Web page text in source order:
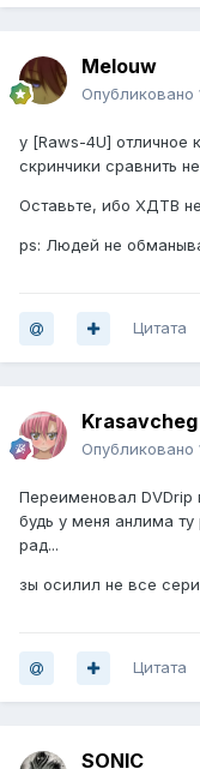
Melouw
Опубликовано
у [Raws-4U] отличное
скринчики сравнить
Оставьте, ибо ХДТВ
ps: Людей не
Цитата
Krasavcheg
Опубликовано
Переименовал DVDrip
будь у меня анлима
рад...
зы осилил не все
Цитата
SONIC